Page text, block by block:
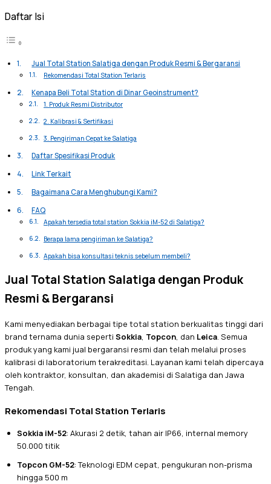
Daftar Isi
Jual Total Station Salatiga dengan Produk Resmi & Bergaransi
Rekomendasi Total Station Terlaris
Kenapa Beli Total Station di Dinar Geoinstrument?
1. Produk Resmi Distributor
2. Kalibrasi & Sertifikasi
3. Pengiriman Cepat ke Salatiga
Daftar Spesifikasi Produk
Link Terkait
Bagaimana Cara Menghubungi Kami?
FAQ
Apakah tersedia total station Sokkia iM-52 di Salatiga?
Berapa lama pengiriman ke Salatiga?
Apakah bisa konsultasi teknis sebelum membeli?
Jual Total Station Salatiga dengan Produk
Resmi & Bergaransi
Kami menyediakan berbagai tipe total station berkualitas tinggi dari
brand ternama dunia seperti Sokkia, Topcon, dan Leica. Semua
produk yang kami jual bergaransi resmi dan telah melalui proses
kalibrasi di laboratorium terakreditasi. Layanan kami telah dipercaya
oleh kontraktor, konsultan, dan akademisi di Salatiga dan Jawa
Tengah.
Rekomendasi Total Station Terlaris
Sokkia iM-52: Akurasi 2 detik, tahan air IP66, internal memory
50.000 titik
Topcon GM-52: Teknologi EDM cepat, pengukuran non-prisma
hingga 500 m